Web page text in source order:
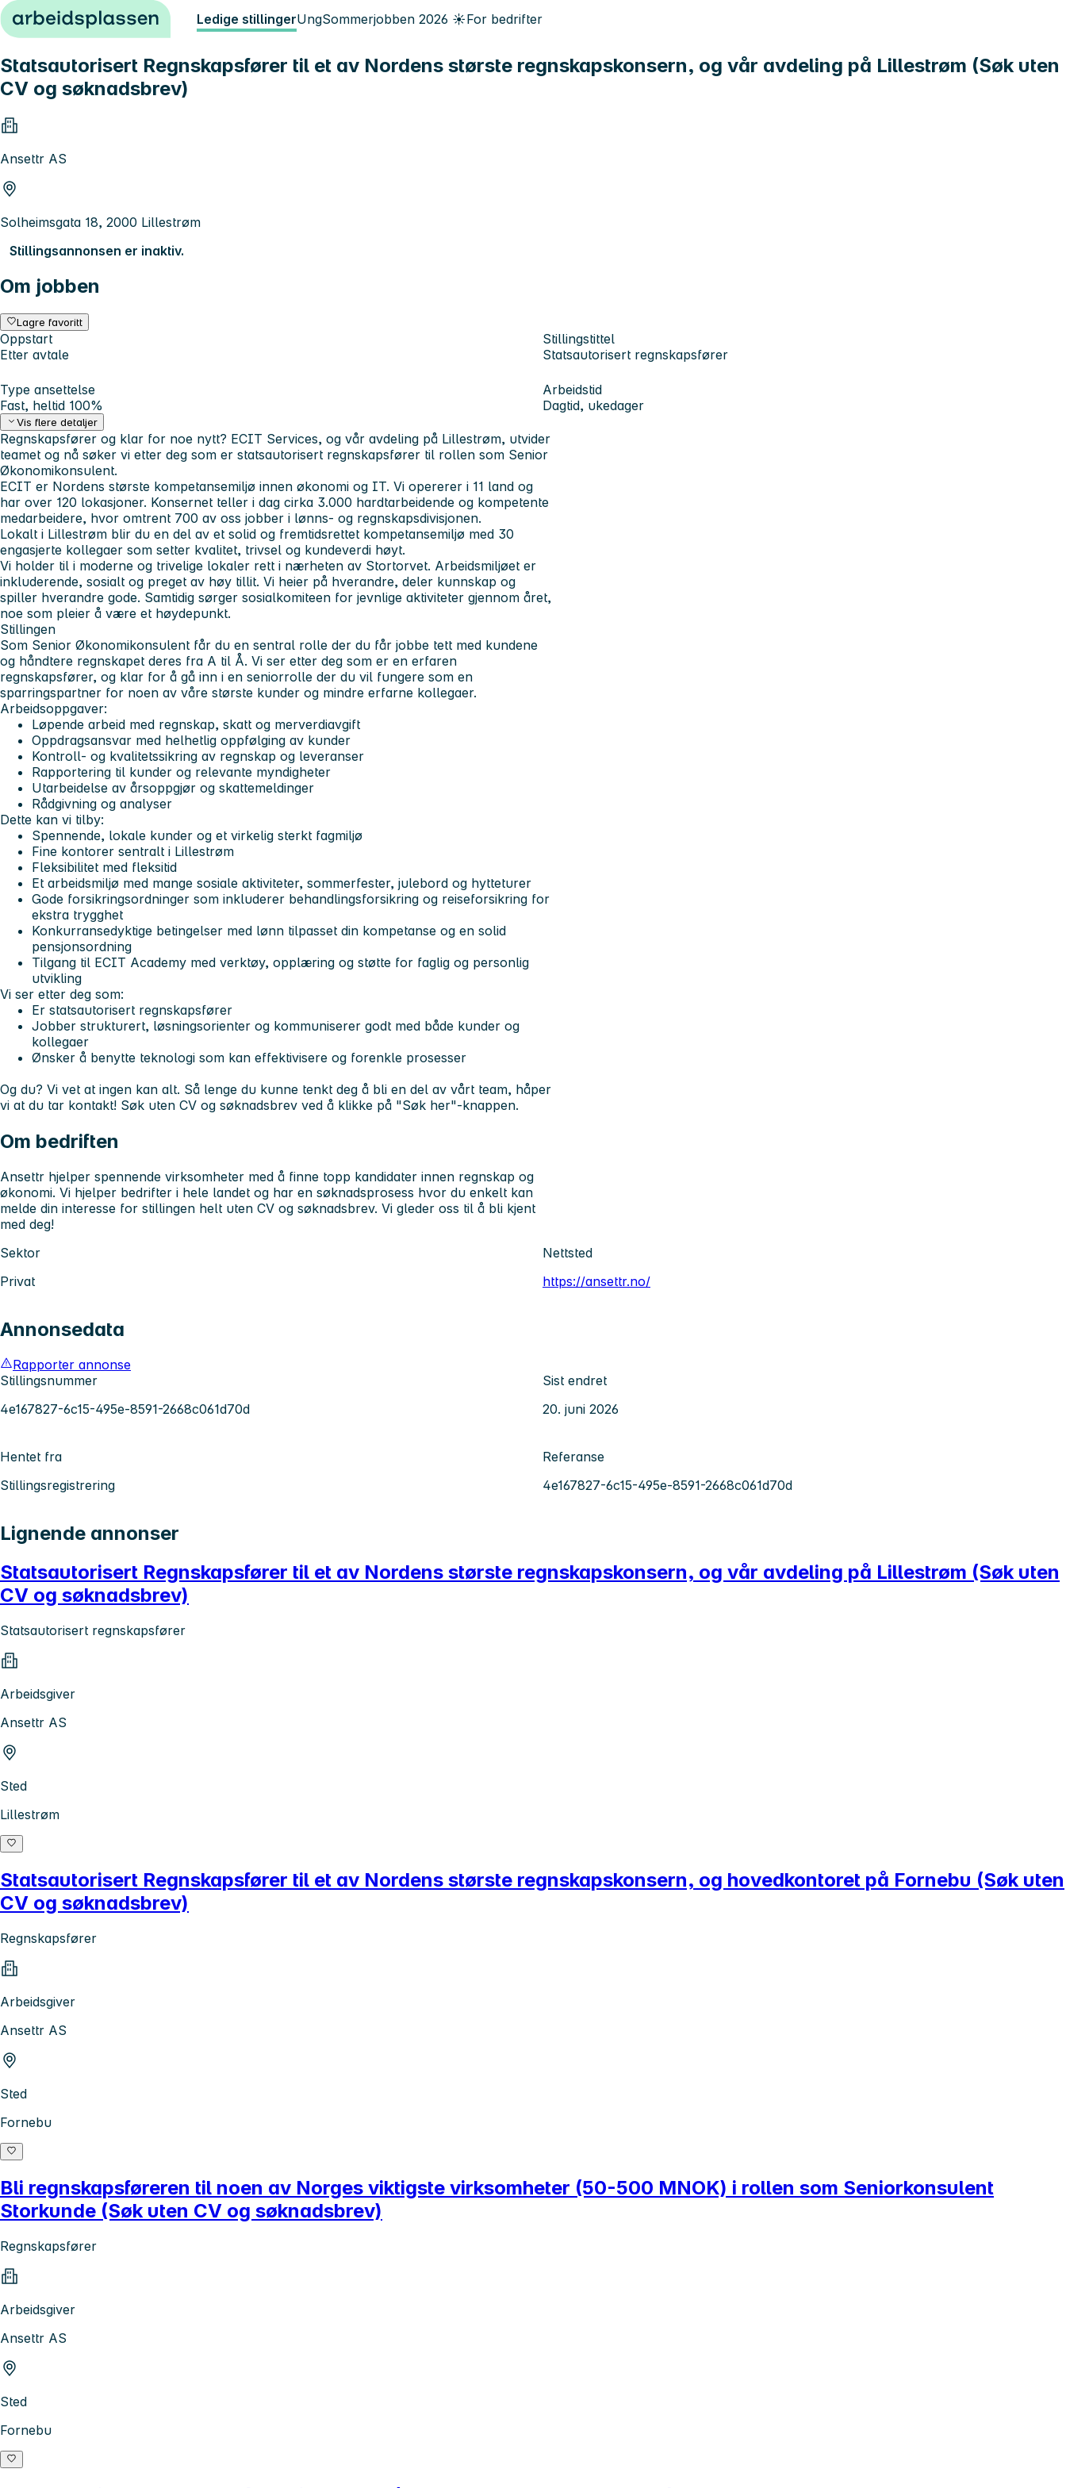
Hopp til innhold Ledige stillingerUngSommerjobben 2026 ☀️For bedrifter
Statsautorisert Regnskapsfører til et av Nordens største regnskapskonsern, og vår avdeling på Lillestrøm (Søk uten
CV og søknadsbrev)
Ansettr AS
Solheimsgata 18, 2000 Lillestrøm
Stillingsannonsen er inaktiv.
Om jobben
Lagre favoritt
Oppstart
Etter avtale
Stillingstittel
Statsautorisert regnskapsfører
Type ansettelse
Fast, heltid 100%
Arbeidstid
Dagtid, ukedager
Vis flere detaljer
Regnskapsfører og klar for noe nytt? ECIT Services, og vår avdeling på Lillestrøm, utvider
teamet og nå søker vi etter deg som er statsautorisert regnskapsfører til rollen som Senior
Økonomikonsulent.
ECIT er Nordens største kompetansemiljø innen økonomi og IT. Vi opererer i 11 land og
har over 120 lokasjoner. Konsernet teller i dag cirka 3.000 hardtarbeidende og kompetente
medarbeidere, hvor omtrent 700 av oss jobber i lønns- og regnskapsdivisjonen.
Lokalt i Lillestrøm blir du en del av et solid og fremtidsrettet kompetansemiljø med 30
engasjerte kollegaer som setter kvalitet, trivsel og kundeverdi høyt.
Vi holder til i moderne og trivelige lokaler rett i nærheten av Stortorvet. Arbeidsmiljøet er
inkluderende, sosialt og preget av høy tillit. Vi heier på hverandre, deler kunnskap og
spiller hverandre gode. Samtidig sørger sosialkomiteen for jevnlige aktiviteter gjennom året,
noe som pleier å være et høydepunkt.
Stillingen
Som Senior Økonomikonsulent får du en sentral rolle der du får jobbe tett med kundene
og håndtere regnskapet deres fra A til Å. Vi ser etter deg som er en erfaren
regnskapsfører, og klar for å gå inn i en seniorrolle der du vil fungere som en
sparringspartner for noen av våre største kunder og mindre erfarne kollegaer.
Arbeidsoppgaver:
Løpende arbeid med regnskap, skatt og merverdiavgift
Oppdragsansvar med helhetlig oppfølging av kunder
Kontroll- og kvalitetssikring av regnskap og leveranser
Rapportering til kunder og relevante myndigheter
Utarbeidelse av årsoppgjør og skattemeldinger
Rådgivning og analyser
Dette kan vi tilby:
Spennende, lokale kunder og et virkelig sterkt fagmiljø
Fine kontorer sentralt i Lillestrøm
Fleksibilitet med fleksitid
Et arbeidsmiljø med mange sosiale aktiviteter, sommerfester, julebord og hytteturer
Gode forsikringsordninger som inkluderer behandlingsforsikring og reiseforsikring for
ekstra trygghet
Konkurransedyktige betingelser med lønn tilpasset din kompetanse og en solid
pensjonsordning
Tilgang til ECIT Academy med verktøy, opplæring og støtte for faglig og personlig
utvikling
Vi ser etter deg som:
Er statsautorisert regnskapsfører
Jobber strukturert, løsningsorienter og kommuniserer godt med både kunder og
kollegaer
Ønsker å benytte teknologi som kan effektivisere og forenkle prosesser
Og du? Vi vet at ingen kan alt. Så lenge du kunne tenkt deg å bli en del av vårt team, håper
vi at du tar kontakt! Søk uten CV og søknadsbrev ved å klikke på "Søk her"-knappen.
Om bedriften
Ansettr hjelper spennende virksomheter med å finne topp kandidater innen regnskap og
økonomi. Vi hjelper bedrifter i hele landet og har en søknadsprosess hvor du enkelt kan
melde din interesse for stillingen helt uten CV og søknadsbrev. Vi gleder oss til å bli kjent
med deg!
Sektor
Privat
Nettsted
https://ansettr.no/
Annonsedata
Rapporter annonse
Stillingsnummer
4e167827-6c15-495e-8591-2668c061d70d
Sist endret
20. juni 2026
Hentet fra
Stillingsregistrering
Referanse
4e167827-6c15-495e-8591-2668c061d70d
Lignende annonser
Statsautorisert Regnskapsfører til et av Nordens største regnskapskonsern, og vår avdeling på Lillestrøm (Søk uten
CV og søknadsbrev)
Statsautorisert regnskapsfører
Arbeidsgiver
Ansettr AS
Sted
Lillestrøm
Statsautorisert Regnskapsfører til et av Nordens største regnskapskonsern, og hovedkontoret på Fornebu (Søk uten
CV og søknadsbrev)
Regnskapsfører
Arbeidsgiver
Ansettr AS
Sted
Fornebu
Bli regnskapsføreren til noen av Norges viktigste virksomheter (50-500 MNOK) i rollen som Seniorkonsulent
Storkunde (Søk uten CV og søknadsbrev)
Regnskapsfører
Arbeidsgiver
Ansettr AS
Sted
Fornebu